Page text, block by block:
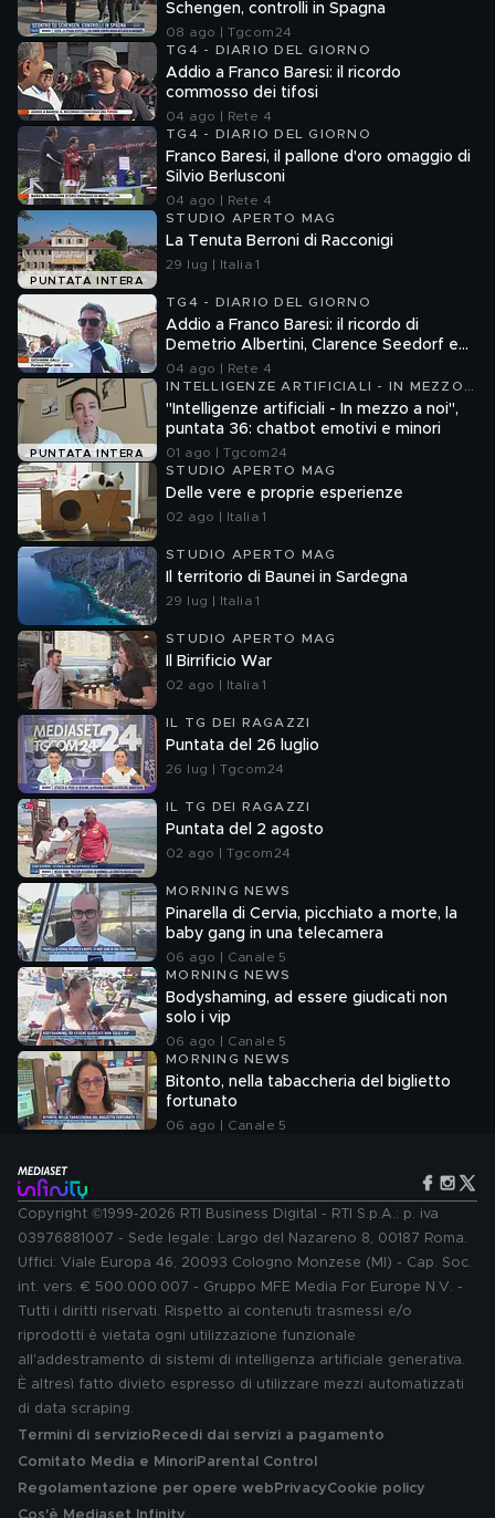
Schengen, controlli in Spagna
08 ago | Tgcom24
TG4 - DIARIO DEL GIORNO
Addio a Franco Baresi: il ricordo
commosso dei tifosi
04 ago | Rete 4
TG4 - DIARIO DEL GIORNO
Franco Baresi, il pallone d'oro omaggio di
Silvio Berlusconi
04 ago | Rete 4
PUNTATA INTERA
STUDIO APERTO MAG
La Tenuta Berroni di Racconigi
29 lug | Italia 1
TG4 - DIARIO DEL GIORNO
Addio a Franco Baresi: il ricordo di
Demetrio Albertini, Clarence Seedorf e
Giovanni Galli
04 ago | Rete 4
PUNTATA INTERA
INTELLIGENZE ARTIFICIALI - IN MEZZO
A NOI
"Intelligenze artificiali - In mezzo a noi",
puntata 36: chatbot emotivi e minori
01 ago | Tgcom24
STUDIO APERTO MAG
Delle vere e proprie esperienze
02 ago | Italia 1
STUDIO APERTO MAG
Il territorio di Baunei in Sardegna
29 lug | Italia 1
STUDIO APERTO MAG
Il Birrificio War
02 ago | Italia 1
IL TG DEI RAGAZZI
Puntata del 26 luglio
26 lug | Tgcom24
IL TG DEI RAGAZZI
Puntata del 2 agosto
02 ago | Tgcom24
MORNING NEWS
Pinarella di Cervia, picchiato a morte, la
baby gang in una telecamera
06 ago | Canale 5
MORNING NEWS
Bodyshaming, ad essere giudicati non
solo i vip
06 ago | Canale 5
MORNING NEWS
Bitonto, nella tabaccheria del biglietto
fortunato
06 ago | Canale 5
Copyright ©1999-2026 RTI Business Digital - RTI S.p.A.: p. iva
03976881007 - Sede legale: Largo del Nazareno 8, 00187 Roma.
Uffici: Viale Europa 46, 20093 Cologno Monzese (MI) - Cap. Soc.
int. vers. € 500.000.007 - Gruppo MFE Media For Europe N.V. -
Tutti i diritti riservati. Rispetto ai contenuti trasmessi e/o
riprodotti è vietata ogni utilizzazione funzionale
all'addestramento di sistemi di intelligenza artificiale generativa.
È altresì fatto divieto espresso di utilizzare mezzi automatizzati
di data scraping.
Termini di servizio Recedi dai servizi a pagamento
Comitato Media e MinoriParental Control
Regolamentazione per opere web PrivacyCookie policy